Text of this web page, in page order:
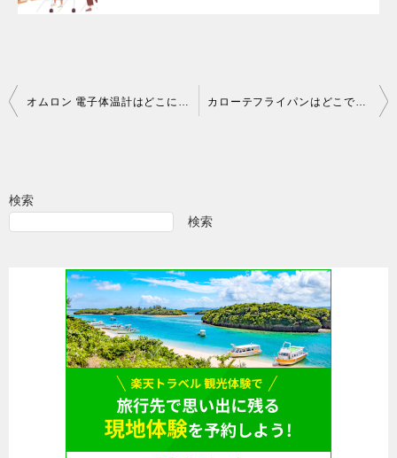
投
ビ
オムロン 電子体温計はどこに売ってるか調査！ヤマダやマツキヨなどで買える？ カローテフライパンはどこで売ってるのか調査！取扱店を調べてみました
検索
検索